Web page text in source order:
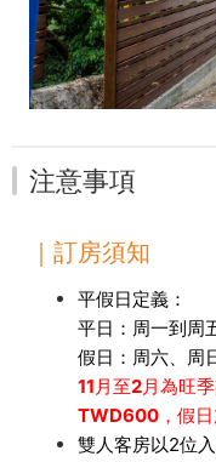
注意事項
｜訂房須知
平假日定義：
平日：周一到周
假日：周六、周
11月至2月為旺
TWD600，假日
雙人客房以2位